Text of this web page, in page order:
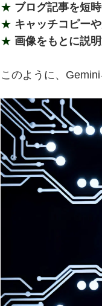
★ ブログ記事を短
★ キャッチコピー
★ 画像をもとに説
このように、Gemini